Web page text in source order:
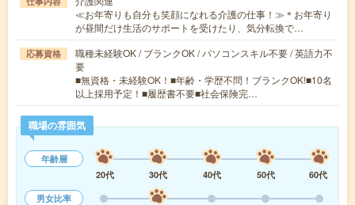
≪お年寄りも自分も笑顔になれる介護の仕事！≫＊お年寄り
が昼間だけ生活のサポートを受けたり、気分転換で…
応募資格
職種未経験OK / ブランクOK / パソコンスキル不要 / 英語力不
要
■無資格・未経験OK！■年齢・学歴不問！ブランクOK!■10名
以上採用予定！■履歴書不要■社会保険完…
職場の雰囲気
年齢層
20代
30代 40代 50代
60代
男女比率